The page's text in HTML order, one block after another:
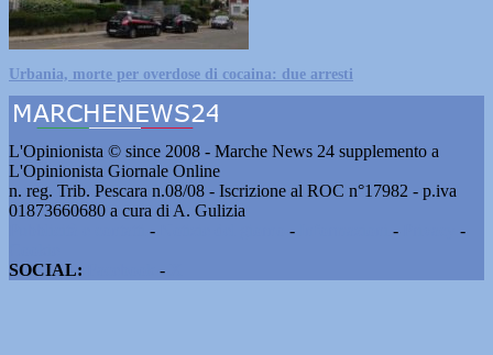
Urbania, morte per overdose di cocaina: due arresti
L'Opinionista © since 2008 - Marche News 24 supplemento a
L'Opinionista Giornale Online
n. reg. Trib. Pescara n.08/08 - Iscrizione al ROC n°17982 - p.iva
01873660680 a cura di A. Gulizia
- - -
-
SOCIAL:
-